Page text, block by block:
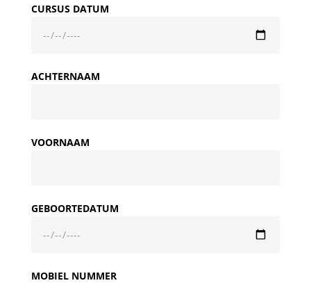
CURSUS DATUM
ACHTERNAAM
VOORNAAM
GEBOORTEDATUM
MOBIEL NUMMER